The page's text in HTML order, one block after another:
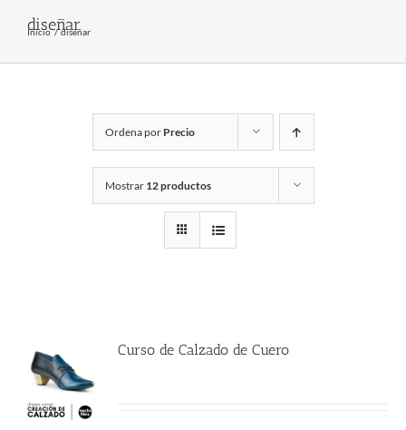
diseñar
Inicio diseñar
Ordena por Precio
Mostrar 12 productos
Curso de Calzado de Cuero